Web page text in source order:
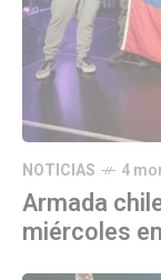
NOTICIAS 4
Armada
miércoles